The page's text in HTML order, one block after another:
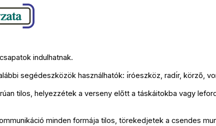
indulhatnak.
segédeszközök használhatók: ı́róeszköz, radı́r, körző,
tilos, helyezzétek a verseny előtt a táskáitokba vagy
minden formája tilos, törekedjetek a csendes